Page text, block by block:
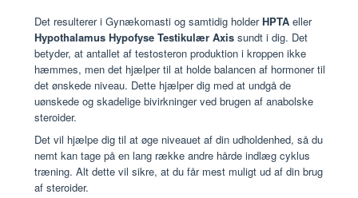
Det resulterer i Gynækomasti og samtidig holderHPTA eller
Hypothalamus Hypofyse Testikulær Axis sundt i dig. Det
betyder, at antallet af testosteron produktion i kroppen ikke
hæmmes, men det hjælper til at holde balancen af hormoner til
det ønskede niveau. Dette hjælper dig med at undgå de
uønskede og skadelige bivirkninger ved brugen af anabolske
steroider.
Det vil hjælpe dig til at øge niveauet af din udholdenhed, så du
nemt kan tage på en lang række andre hårde indlæg cyklus
træning. Alt dette vil sikre, at du får mest muligt ud af din brug
af steroider.